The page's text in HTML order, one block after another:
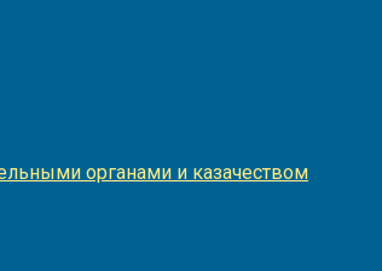
органами и казачеством